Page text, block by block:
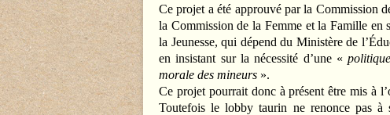
Ce projet a été approuvé par la Commission
la Commission de la Femme et la Famille en
la Jeunesse, qui dépend du Ministère de
en insistant sur la nécessité d’une «
morale des mineurs ».
Ce projet pourrait donc à présent être mis à
Toutefois le lobby taurin ne renonce pas